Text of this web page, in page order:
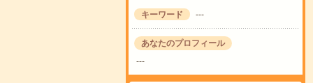
キーワード ---
あなたのプロフィール
---